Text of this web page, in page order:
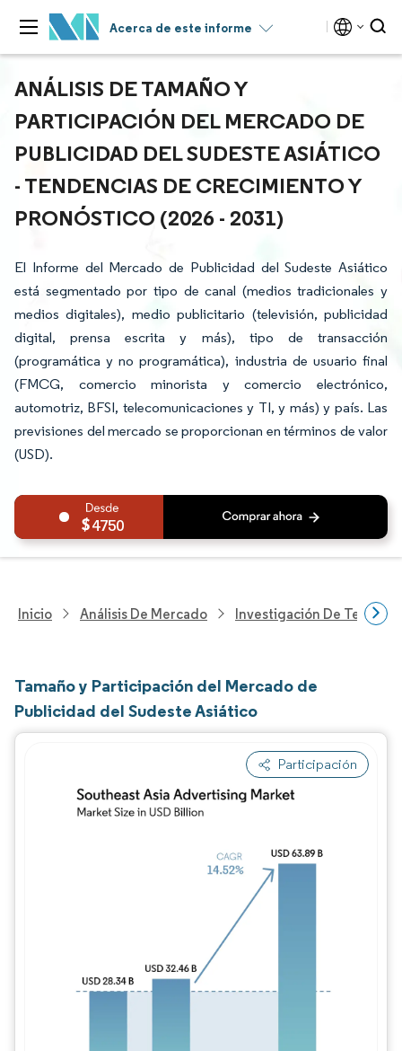
Acerca de este informe
ANÁLISIS DE TAMAÑO Y
PARTICIPACIÓN DEL MERCADO DE
PUBLICIDAD DEL SUDESTE ASIÁTICO
- TENDENCIAS DE CRECIMIENTO Y
PRONÓSTICO (2026 - 2031)
El Informe del Mercado de Publicidad del Sudeste Asiático
está segmentado por tipo de canal (medios tradicionales y
medios digitales), medio publicitario (televisión, publicidad
digital, prensa escrita y más), tipo de transacción
(programática y no programática), industria de usuario final
(FMCG, comercio minorista y comercio electrónico,
automotriz, BFSI, telecomunicaciones y TI, y más) y país. Las
previsiones del mercado se proporcionan en términos de valor
(USD).
4750
Inicio Análisis De Mercado Investigación De
Tamaño y Participación del Mercado de
Publicidad del Sudeste Asiático
Participación
Imagen © Mordor Intelligence. El uso